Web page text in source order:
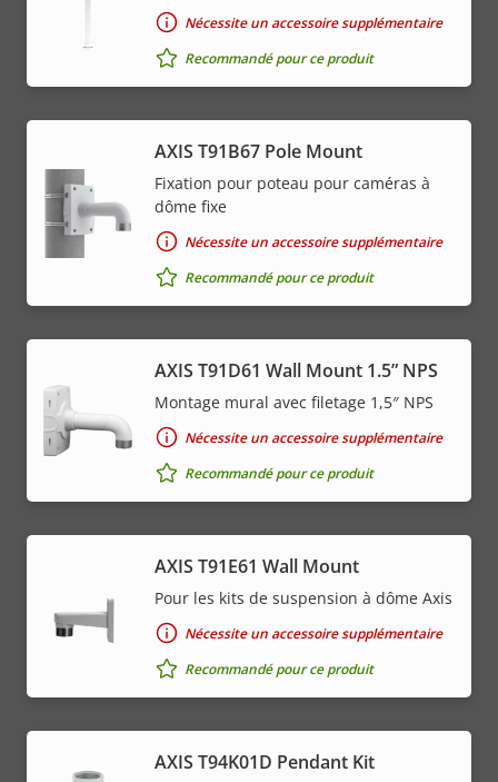
Nécessite un accessoire supplémentaire
Recommandé pour ce produit
AXIS T91B67 Pole Mount
Fixation pour poteau pour caméras à
dôme fixe
Nécessite un accessoire supplémentaire
Recommandé pour ce produit
AXIS T91D61 Wall Mount 1.5” NPS
Montage mural avec filetage 1,5″ NPS
Nécessite un accessoire supplémentaire
Recommandé pour ce produit
AXIS T91E61 Wall Mount
Pour les kits de suspension à dôme Axis
Nécessite un accessoire supplémentaire
Recommandé pour ce produit
AXIS T94K01D Pendant Kit